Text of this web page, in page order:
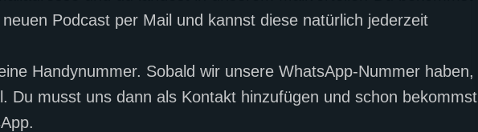
Podcast per Mail und kannst diese natürlich jederzeit
Handynummer. Sobald wir unsere WhatsApp-Nummer haben,
Du musst uns dann als Kontakt hinzufügen und schon bekommst